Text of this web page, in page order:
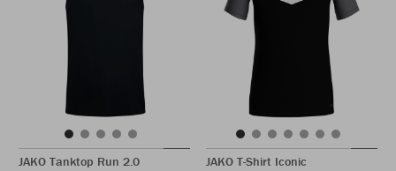
JAKO Tanktop Run 2.0
JAKO T-Shirt Iconic